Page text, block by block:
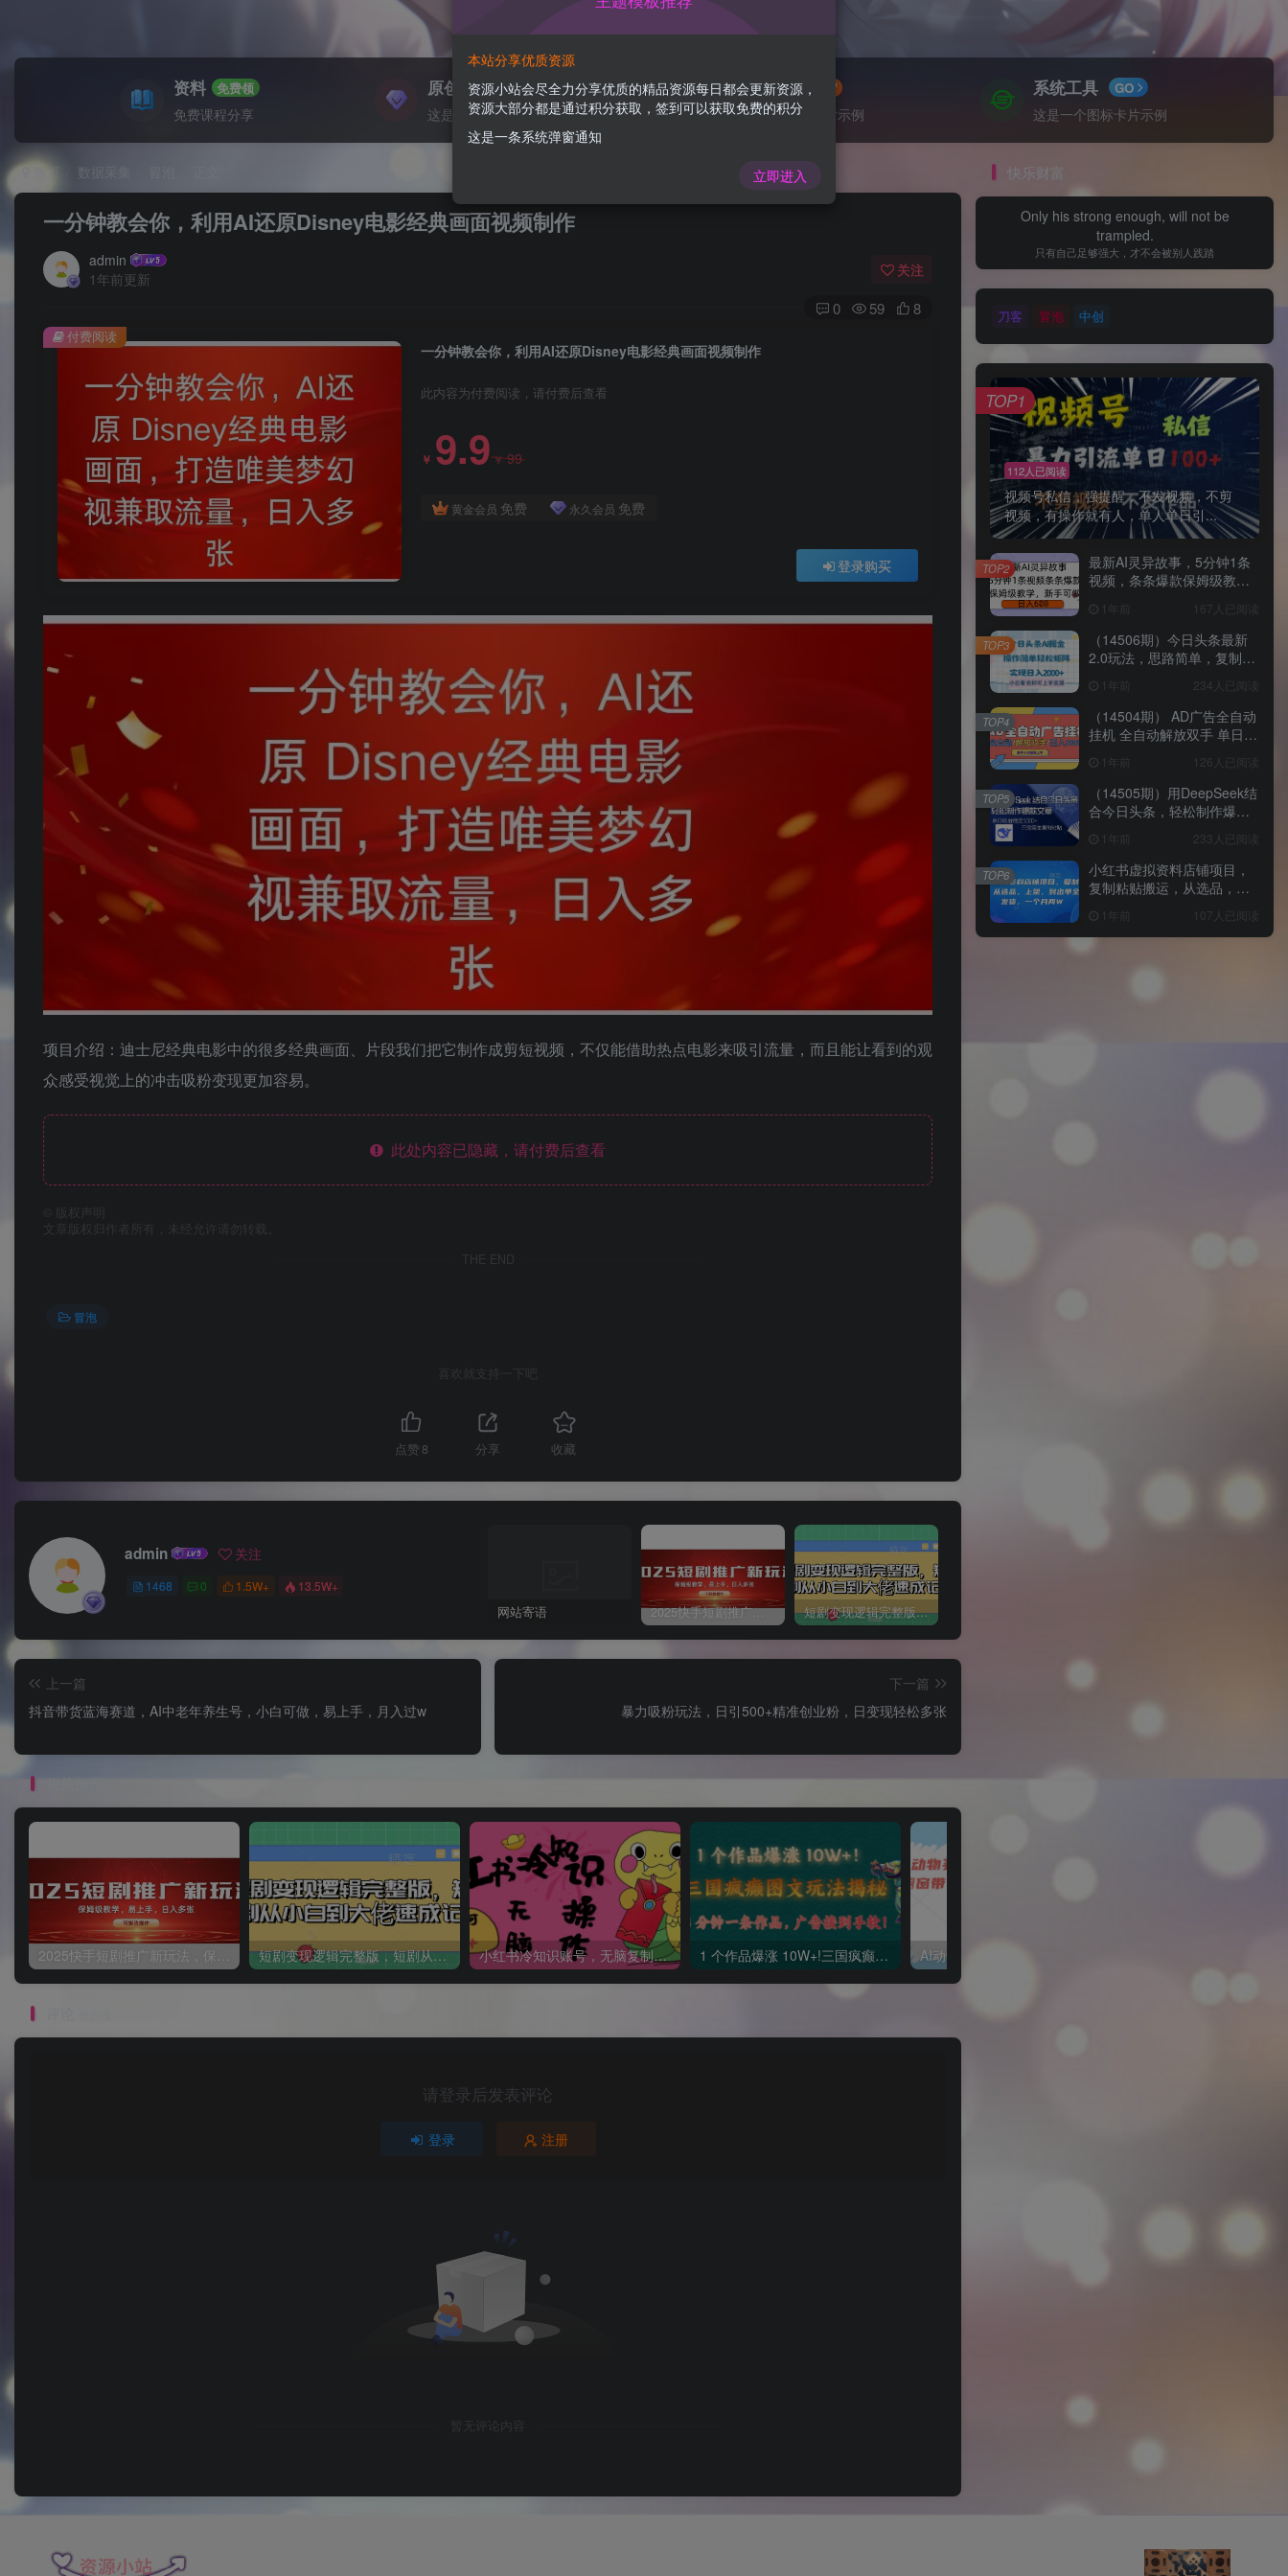
资料 免费领
免费课程分享
原创作品 VIP抢先
这是一个图标卡片示例
灵感来源 NEW
这是一个图标卡片示例
系统工具 GO
这是一个图标卡片示例
数据采集
一分钟教会你，利用AI还原Disney电影经典画面视频制作
admin
1年前更新
关注
0 59 8
一分钟教会你，利用AI还原Disney电影经典画面视频制作
此内容为付费阅读，请付费后查看
￥ 9.9￥99
黄金会员 免费 永久会员 免费
登录购买
付费阅读
项目介绍：迪士尼经典电影中的很多经典画面、片段我们把它制作成剪短视频，不仅能借助热点电影来吸引流量，而且能让看到的观
众感受视觉上的冲击吸粉变现更加容易。
此处内容已隐藏，请付费后查看
版权声明
文章版权归作者所有，未经允许请勿转载。
THE END
冒泡
喜欢就支持一下吧
点赞 8 分享 收藏
admin 关注
1468 0 1.5W+ 13.5W+
网站寄语 2025快手短剧推广新玩法，保姆级教学，日入多张，可矩阵操作 短剧变现逻辑完整版，短剧从小白到大佬速成记
上一篇
抖音带货蓝海赛道，AI中老年养生号，小白可做，易上手，月入过w
下一篇
暴力吸粉玩法，日引500+精准创业粉，日变现轻松多张
2025快手短剧推广新玩法，保姆级教学，日入多张，可矩阵操作 短剧变现逻辑完整版，短剧从小白到大佬速成记 小红书冷知识账号，无脑复制粘贴，5分钟即可变现3张 1 个作品爆涨 10W+!三国疯癫图文玩法揭秘，3 分钟一条作品，广告接到手软!(附详细教学)
请登录后发表评论
登录 注册
暂无评论内容
快乐财富
Only his strong enough, will not be
trampled.
只有自己足够强大，才不会被别人践踏
刀客 冒泡 中创
112人已阅读
视频号私信，强提醒，不发视频，不剪
视频，有操作就有人，单人单日引...
TOP1
最新AI灵异故事，5分钟1条
视频，条条爆款保姆级教
1年前 167人已阅读
TOP2
（14506期）今日头条最新
2.0玩法，思路简单，复制粘
2000+
1年前 234人已阅读
TOP3
（14504期） AD广告全自动
挂机 全自动解放双手 单日
1年前 126人已阅读
TOP4
（14505期）用DeepSeek结
合今日头条，轻松制作爆款
需简单…
1年前 233人已阅读
TOP5
小红书虚拟资料店铺项目，
复制粘贴搬运，从选品，上
个月两W
1年前 107人已阅读
TOP6
本站分享优质资源
资源小站会尽全力分享优质的精品资源每日都会更新资源，
资源大部分都是通过积分获取，签到可以获取免费的积分
这是一条系统弹窗通知
立即进入